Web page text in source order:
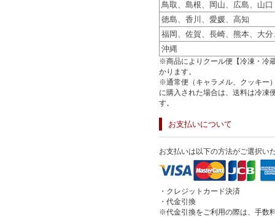
鳥取、島根、岡山、広島、山口
徳島、香川、愛媛、高知
福岡、佐賀、長崎、熊本、大
沖縄
※商品によりクール便【冷凍・冷
かります。
※通常便（キャラメル、クッキー
に購入された場合は、送料は冷凍
す。
お支払いについて
お支払いは以下の方法がご選択い
・クレジットカード決済
・代金引換
※代金引換をご利用の際は、手数